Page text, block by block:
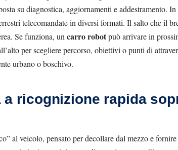
su diagnostica, aggiornamenti e addestramento.
telecomandate in diversi formati. Il salto che il
Se funziona, un carro robotpuò arrivare in
per scegliere percorso, obiettivi o punti di
urbano o boschivo.
ricognizione rapida
al veicolo, pensato per decollare dal mezzo e